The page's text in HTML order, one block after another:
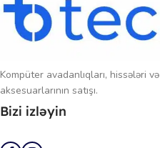
Kompüter avadanlıqları, hissələri və
aksesuarlarının satışı.
Bizi izləyin